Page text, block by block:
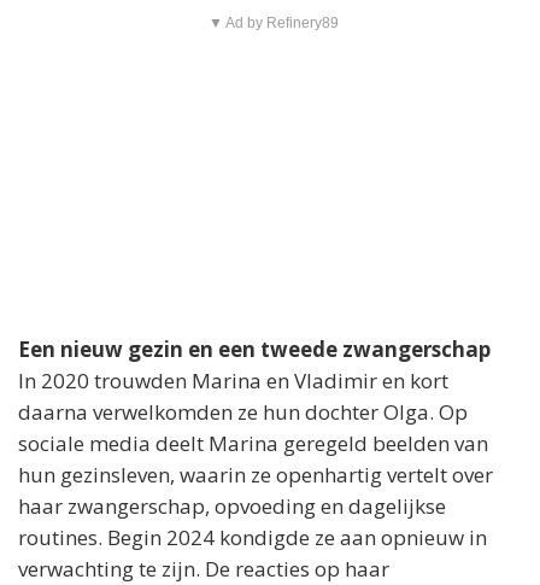
▼ Ad by Refinery89
Een nieuw gezin en een tweede zwangerschap
In 2020 trouwden Marina en Vladimir en kort
daarna verwelkomden ze hun dochter Olga. Op
sociale media deelt Marina geregeld beelden van
hun gezinsleven, waarin ze openhartig vertelt over
haar zwangerschap, opvoeding en dagelijkse
routines. Begin 2024 kondigde ze aan opnieuw in
verwachting te zijn. De reacties op haar